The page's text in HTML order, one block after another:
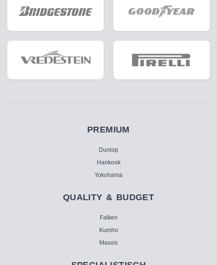
PREMIUM
Dunlop
Hankook
Yokohama
QUALITY & BUDGET
Falken
Kumho
Maxxis